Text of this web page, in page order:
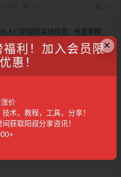
从入门到运营实战技能：快速掌握
11月前 163 28
程教学
1年前
机项目第十车
×
利！加入会员限
惠！
价
术，教程，工具，分享！
获取阳叔分享咨讯！